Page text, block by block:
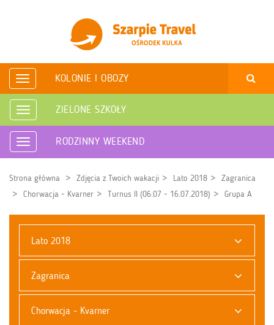
Rozwiń
nawigację
KOLONIE I OBOZY
Rozwiń
nawigację
ZIELONE SZKOŁY
Rozwiń
nawigację
RODZINNY WEEKEND
Strona główna Zdjęcia z Twoich wakacji Lato 2018
Zagranica
Chorwacja - Kvarner
Turnus II (06.07 - 16.07.2018) Grupa A
Lato 2018
Zagranica
Chorwacja - Kvarner